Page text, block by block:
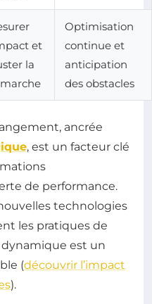
et
la
Optimisation
continue et
anticipation
des obstacles
ancrée
, est un facteur clé
de performance.
technologies
les pratiques de
est un
(découvrir l’impact
).